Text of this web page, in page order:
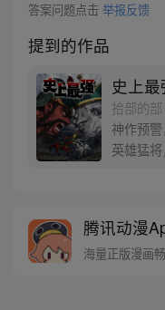
答案问题点击 举报反馈
提到的作品
史上最
拾部的部
神作预
英雄猛将，
丝群：
腾讯动漫
海量正版漫画